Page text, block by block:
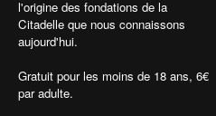
l'origine des fondations de la
Citadelle que nous connaissons
aujourd'hui.
Gratuit pour les moins de 18 ans, 6€
par adulte.